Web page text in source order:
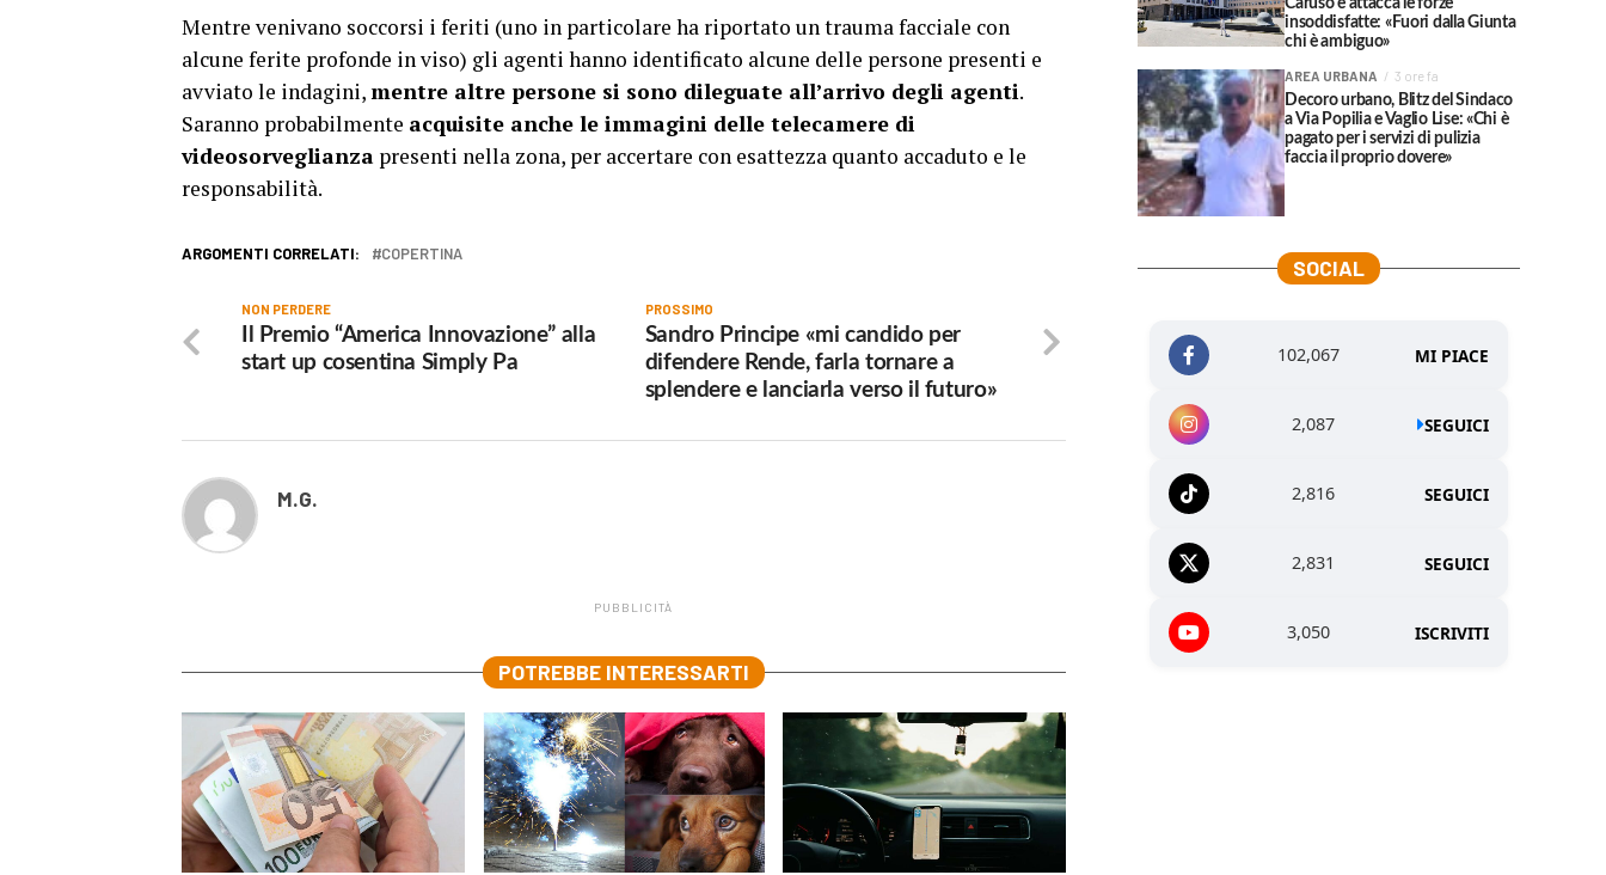
Mentre venivano soccorsi i feriti (uno in particolare ha riportato un trauma facciale con
alcune ferite profonde in viso) gli agenti hanno identificato alcune delle persone presenti e
avviato le indagini,mentre altre persone si sono dileguate all’arrivo degli agenti.
Saranno probabilmente acquisite anche le immagini delle telecamere di
videosorveglianza presenti nella zona, per accertare con esattezza quanto accaduto e le
responsabilità.
ARGOMENTI CORRELATI: COPERTINA
PROSSIMO
Sandro Principe «mi candido per
difendere Rende, farla tornare a
splendere e lanciarla verso il futuro»
NON PERDERE
Il Premio “America Innovazione” alla
start up cosentina Simply Pa
M.G.
PUBBLICITÀ
POTREBBE INTERESSARTI
Caruso e attacca le forze
insoddisfatte: «Fuori dalla Giunta
chi è ambiguo»
AREA URBANA 3 ore fa
Decoro urbano, Blitz del Sindaco
a Via Popilia e Vaglio Lise: «Chi è
pagato per i servizi di pulizia
faccia il proprio dovere»
SOCIAL
102,067 MI PIACE
2,087 SEGUICI
2,816 SEGUICI
2,831 SEGUICI
3,050 ISCRIVITI